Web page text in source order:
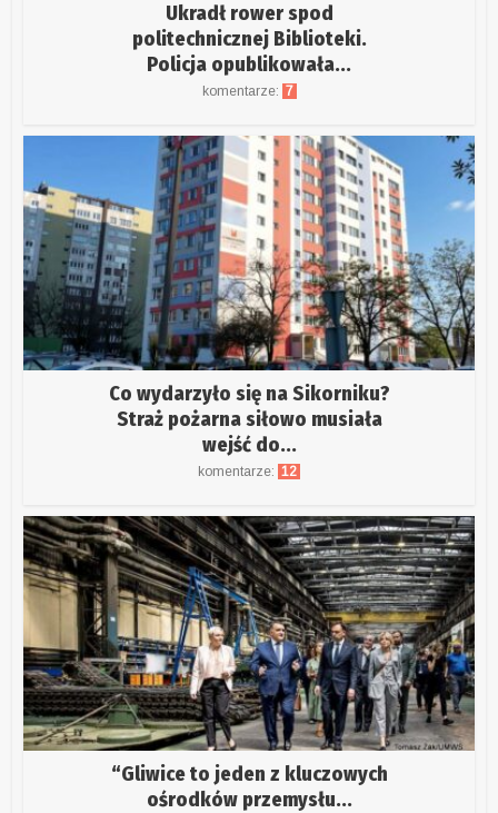
Ukradł rower spod
politechnicznej Biblioteki.
Policja opublikowała...
komentarze: 7
Co wydarzyło się na Sikorniku?
Straż pożarna siłowo musiała
wejść do...
komentarze: 12
“Gliwice to jeden z kluczowych
ośrodków przemysłu...